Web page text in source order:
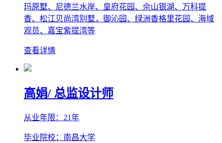
玛原墅、尼德兰水岸、皇府花园、佘山银湖、万科提
香、松江贝尚湾别墅，御沁园、绿洲香格里花园、海域
观员、嘉宝紫提湾等
查看详情
高娟/ 总监设计师
从业年限：21年
毕业院校：南昌大学